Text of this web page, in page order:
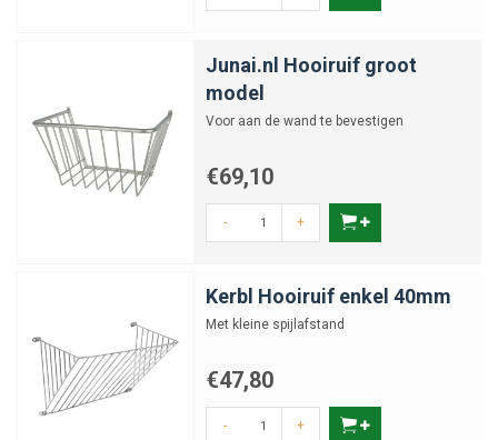
Junai.nl Hooiruif groot
model
Voor aan de wand te bevestigen
€69,10
- +
Kerbl Hooiruif enkel 40mm
Met kleine spijlafstand
€47,80
- +